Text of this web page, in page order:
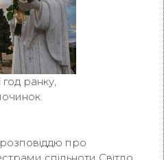
год ранку,
про